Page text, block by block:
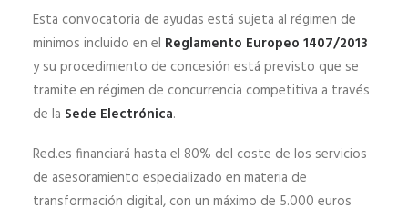
Esta convocatoria de ayudas está sujeta al régimen de
minimos incluido en el Reglamento Europeo 1407/2013
y su procedimiento de concesión está previsto que se
tramite en régimen de concurrencia competitiva a través
de la Sede Electrónica.
Red.es financiará hasta el 80% del coste de los servicios
de asesoramiento especializado en materia de
transformación digital, con un máximo de 5.000 euros